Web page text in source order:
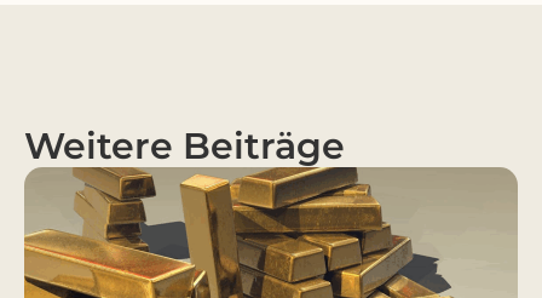
Weitere Beiträge